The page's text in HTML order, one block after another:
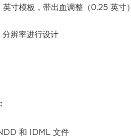
英寸模板，带出血调整（0.25 英寸）
辨率进行设计
和 IDML 文件